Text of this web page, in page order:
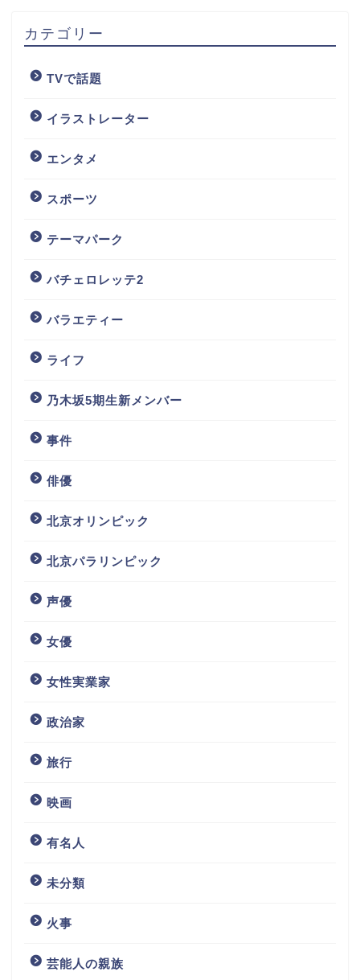
カテゴリー
TVで話題
イラストレーター
エンタメ
スポーツ
テーマパーク
バチェロレッテ2
バラエティー
ライフ
乃木坂5期生新メンバー
事件
俳優
北京オリンピック
北京パラリンピック
声優
女優
女性実業家
政治家
旅行
映画
有名人
未分類
火事
芸能人の親族